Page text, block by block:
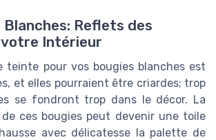
Blanches: Reflets des
votre Intérieur
teinte pour vos bougies blanches est
et elles pourraient être criardes; trop
se fondront trop dans le décor. La
ces bougies peut devenir une toile
avec délicatesse la palette de